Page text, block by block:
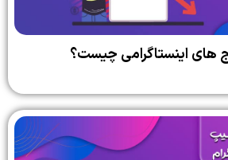
های اینستاگرامی چیست؟